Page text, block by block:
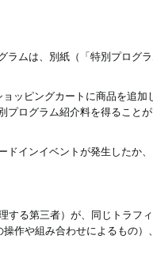
ラムは、別紙（「特別プログ
ッピングカートに商品を追加
ログラム紹介料を得ることが
ドインイベントが発生したか
する第三者）が、同じトラフ
作や組み合わせによるもの）